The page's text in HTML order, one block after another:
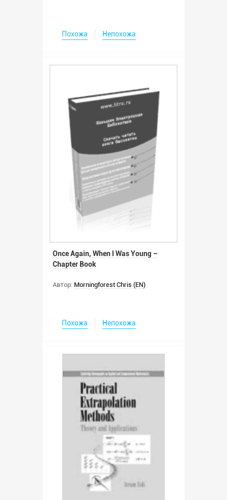
Похожа Непохожа
Once Again, When I Was Young –
Chapter Book
Автор: Morningforest Chris (EN)
Похожа Непохожа